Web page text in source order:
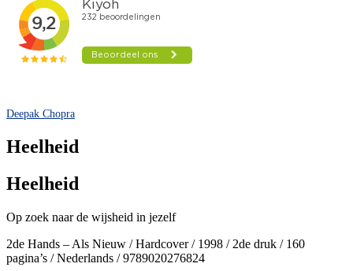
Deepak Chopra
Heelheid
Heelheid
Op zoek naar de wijsheid in jezelf
2de Hands – Als Nieuw / Hardcover / 1998 / 2de druk / 160
pagina’s / Nederlands / 9789020276824